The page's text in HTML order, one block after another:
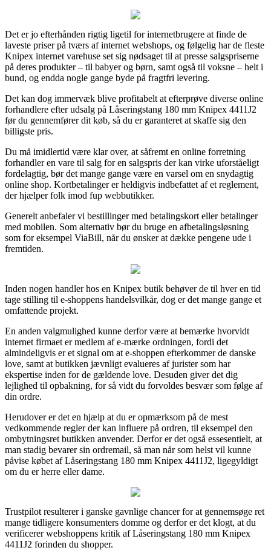
Det er jo efterhånden rigtig ligetil for internetbrugere at finde de
laveste priser på tværs af internet webshops, og følgelig har de fleste
Knipex internet varehuse set sig nødsaget til at presse salgspriserne
på deres produkter – til babyer og børn, samt også til voksne – helt i
bund, og endda nogle gange byde på fragtfri levering.
Det kan dog immervæk blive profitabelt at efterprøve diverse online
forhandlere efter udsalg på Låseringstang 180 mm Knipex 4411J2
før du gennemfører dit køb, så du er garanteret at skaffe sig den
billigste pris.
Du må imidlertid være klar over, at såfremt en online forretning
forhandler en vare til salg for en salgspris der kan virke uforståeligt
fordelagtig, bør det mange gange være en varsel om en snydagtig
online shop. Kortbetalinger er heldigvis indbefattet af et reglement,
der hjælper folk imod fup webbutikker.
Generelt anbefaler vi bestillinger med betalingskort eller betalinger
med mobilen. Som alternativ bør du bruge en afbetalingsløsning
som for eksempel ViaBill, når du ønsker at dække pengene ude i
fremtiden.
Inden nogen handler hos en Knipex butik behøver de til hver en tid
tage stilling til e-shoppens handelsvilkår, dog er det mange gange et
omfattende projekt.
En anden valgmulighed kunne derfor være at bemærke hvorvidt
internet firmaet er medlem af e-mærke ordningen, fordi det
almindeligvis er et signal om at e-shoppen efterkommer de danske
love, samt at butikken jævnligt evalueres af jurister som har
ekspertise inden for de gældende love. Desuden giver det dig
lejlighed til opbakning, for så vidt du forvoldes besvær som følge af
din ordre.
Herudover er det en hjælp at du er opmærksom på de mest
vedkommende regler der kan influere på ordren, til eksempel den
ombytningsret butikken anvender. Derfor er det også essesentielt, at
man stadig bevarer sin ordremail, så man når som helst vil kunne
påvise købet af Låseringstang 180 mm Knipex 4411J2, ligegyldigt
om du er herre eller dame.
Trustpilot resulterer i ganske gavnlige chancer for at gennemsøge ret
mange tidligere konsumenters domme og derfor er det klogt, at du
verificerer webshoppens kritik af Låseringstang 180 mm Knipex
4411J2 forinden du shopper.